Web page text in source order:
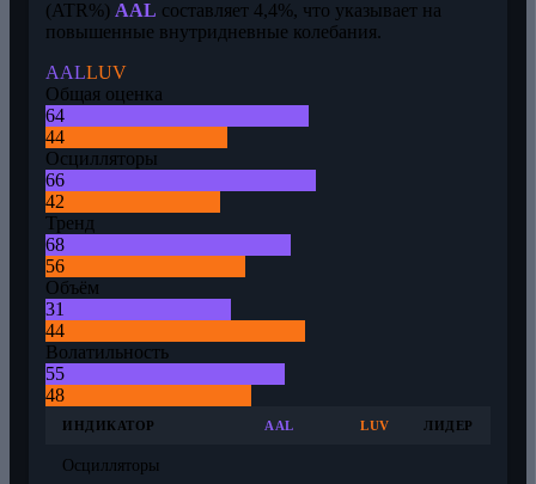
(ATR%) AAL составляет 4,4%, что указывает на
повышенные внутридневные колебания.
AALLUV
Общая оценка
64
44
Осцилляторы
66
42
Тренд
68
56
Объём
31
44
Волатильность
55
48
ИНДИКАТОР AAL LUV ЛИДЕР
Осцилляторы